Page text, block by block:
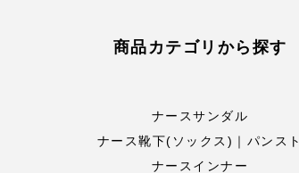
商品カテゴリから探す
ナースサンダル
ナース靴下(ソックス)｜パンスト
ナースインナー